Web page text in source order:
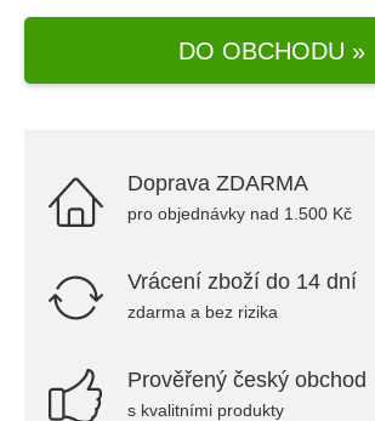
DO OBCHODU »
Doprava ZDARMA
pro objednávky nad 1.500 Kč
Vrácení zboží do 14 dní
zdarma a bez rizika
Prověřený český obchod
s kvalitními produkty